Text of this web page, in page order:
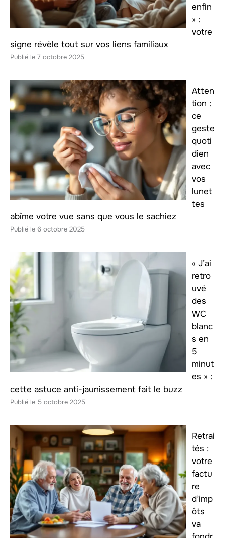
enfin
» :
votre
signe révèle tout sur vos liens familiaux
7 octobre 2025
Atten
tion :
ce
geste
quoti
dien
avec
vos
lunet
tes
abîme votre vue sans que vous le sachiez
6 octobre 2025
« J’ai
retro
uvé
des
WC
blanc
s en
5
minut
es » :
cette astuce anti-jaunissement fait le buzz
5 octobre 2025
Retrai
tés :
votre
factu
re
d’imp
ôts
va